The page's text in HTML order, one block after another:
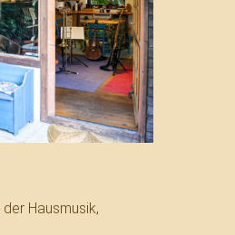
Hausmusik,